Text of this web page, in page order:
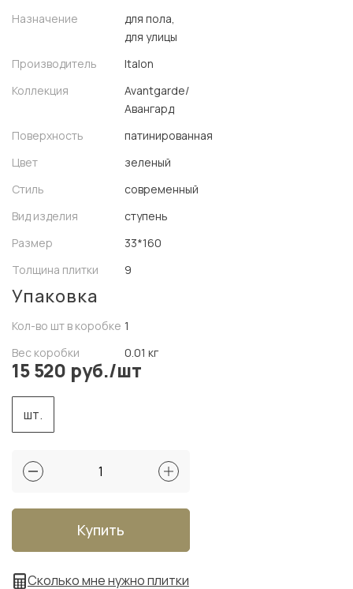
Назначение
для пола,
для улицы
Производитель
Italon
Коллекция
Avantgarde/
Авангард
Поверхность
патинированная
Цвет
зеленый
Стиль
современный
Вид изделия
ступень
Размер
33*160
Толщина плитки
9
Упаковка
Кол-во шт в коробке 1
Вес коробки
0.01 кг
15 520 руб./шт
шт.
Купить
Сколько мне нужно плитки